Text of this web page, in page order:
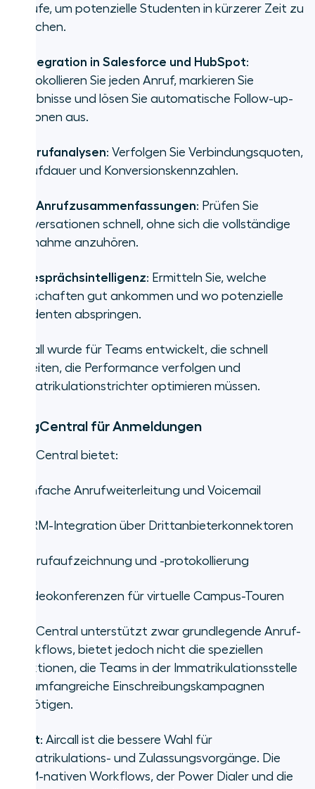
Anrufe, um potenzielle Studenten in kürzerer Zeit zu
erreichen.
Integration in Salesforce und HubSpot:
Protokollieren Sie jeden Anruf, markieren Sie
Ergebnisse und lösen Sie automatische Follow-up-
Aktionen aus.
Anrufanalysen: Verfolgen Sie Verbindungsquoten,
Anrufdauer und Konversionskennzahlen.
KI-Anrufzusammenfassungen: Prüfen Sie
Konversationen schnell, ohne sich die vollständige
Aufnahme anzuhören.
Gesprächsintelligenz: Ermitteln Sie, welche
Botschaften gut ankommen und wo potenzielle
Studenten abspringen.
Aircall wurde für Teams entwickelt, die schnell
arbeiten, die Performance verfolgen und
Immatrikulationstrichter optimieren müssen.
RingCentral für Anmeldungen
RingCentral bietet:
Einfache Anrufweiterleitung und Voicemail
CRM-Integration über Drittanbieterkonnektoren
Anrufaufzeichnung und -protokollierung
Videokonferenzen für virtuelle Campus-Touren
RingCentral unterstützt zwar grundlegende Anruf-
Workflows, bietet jedoch nicht die speziellen
Funktionen, die Teams in der Immatrikulationsstelle
für umfangreiche Einschreibungskampagnen
benötigen.
Fazit: Aircall ist die bessere Wahl für
Immatrikulations- und Zulassungsvorgänge. Die
CRM-nativen Workflows, der Power Dialer und die